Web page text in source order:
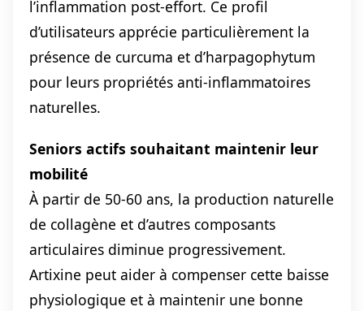
l’inflammation post-effort. Ce profil
d’utilisateurs apprécie particulièrement la
présence de curcuma et d’harpagophytum
pour leurs propriétés anti-inflammatoires
naturelles.
Seniors actifs souhaitant maintenir leur
mobilité
À partir de 50-60 ans, la production naturelle
de collagène et d’autres composants
articulaires diminue progressivement.
Artixine peut aider à compenser cette baisse
physiologique et à maintenir une bonne